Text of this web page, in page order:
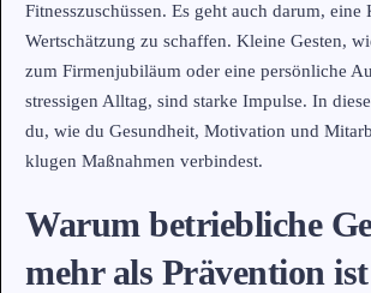
Fitnesszuschüssen. Es geht auch darum, eine
Wertschätzung zu schaffen. Kleine Gesten,
zum Firmenjubiläum oder eine persönliche
stressigen Alltag, sind starke Impulse. In
du, wie du Gesundheit, Motivation und
klugen Maßnahmen verbindest.
Warum betriebliche
mehr als Prävention ist